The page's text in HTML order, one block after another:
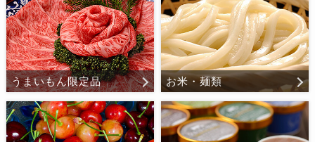
うまいもん限定品 お米・麺類